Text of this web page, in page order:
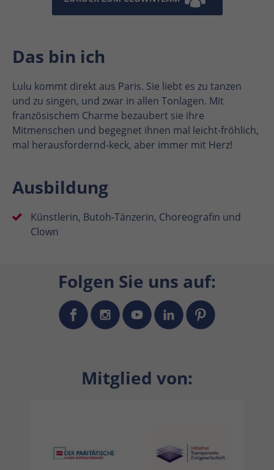
Das bin ich
Lulu kommt direkt aus Paris. Sie liebt es zu tanzen
und zu singen, und zwar in allen Tonlagen. Mit
französischem Charme bezaubert sie ihre
Mitmenschen und begegnet ihnen mal leicht-fröhlich,
mal herausfordernd-keck, aber immer mit Herz!
Ausbildung
Künstlerin, Butoh-Tänzerin, Choreografin und
Clown
Folgen Sie uns auf:
Mitglied von: